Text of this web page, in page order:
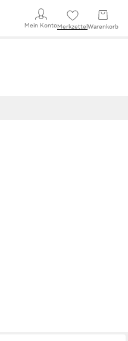
Mein KontoMerkzettel Warenkorb